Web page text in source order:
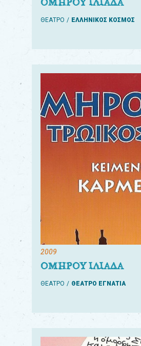
ΘΕΑΤΡΟ ΕΛΛΗΝΙΚΟΣ ΚΟΣΜΟΣ
2009
ΟΜΗΡΟΥ ΙΛΙΑΔΑ
ΘΕΑΤΡΟ ΘΕΑΤΡΟ ΕΓΝΑΤΙΑ